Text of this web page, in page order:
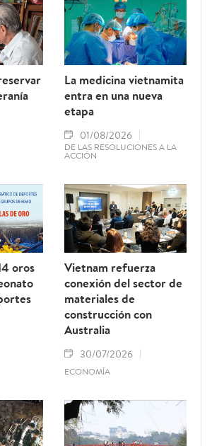
La medicina vietnamita
entra en una nueva
etapa
01/08/2026
DE LAS RESOLUCIONES A LA
ACCIÓN
oros
Vietnam refuerza
conexión del sector de
materiales de
construcción con
Australia
30/07/2026
ECONOMÍA